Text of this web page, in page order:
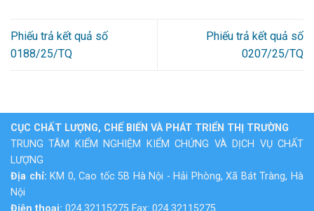
Phiếu trả kết quả số
0188/25/TQ
Phiếu trả kết quả số
0207/25/TQ
CỤC CHẤT LƯỢNG, CHẾ BIẾN VÀ PHÁT TRIỂN THỊ TRƯỜNG
TRUNG TÂM KIỂM NGHIỆM KIỂM CHỨNG VÀ DỊCH VỤ CHẤT
LƯỢNG
Địa chỉ: KM 0, Cao tốc 5B Hà Nội - Hải Phòng, Xã Bát Tràng, Hà
Nội